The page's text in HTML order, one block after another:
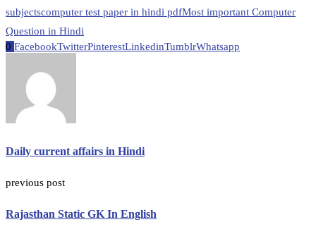
subjectscomputer test paper in hindi pdfMost important Computer
Question in Hindi
0 FacebookTwitterPinterestLinkedinTumblrWhatsapp
Daily current affairs in Hindi
previous post
Rajasthan Static GK In English